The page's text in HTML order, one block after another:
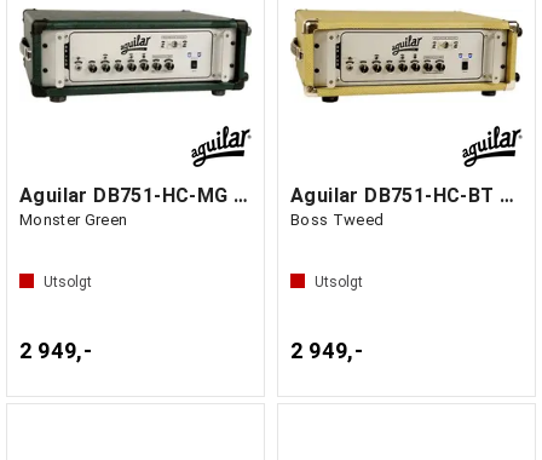
Aguilar DB751-HC-MG Head case for DB751
Monster Green
Utsolgt
2 949,-
Aguilar DB751-HC-BT Head case for DB751
Boss Tweed
Utsolgt
2 949,-